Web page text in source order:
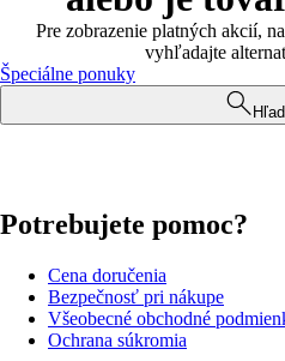
Pre zobrazenie platných akcií,
vyhľadajte
Špeciálne ponuky
Potrebujete pomoc?
Cena doručenia
Bezpečnosť pri nákupe
Všeobecné obchodné
Ochrana súkromia